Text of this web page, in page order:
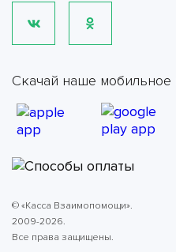
Скачай наше
© «Касса Взаимопомощи».
2009-2026.
Все права защищены.